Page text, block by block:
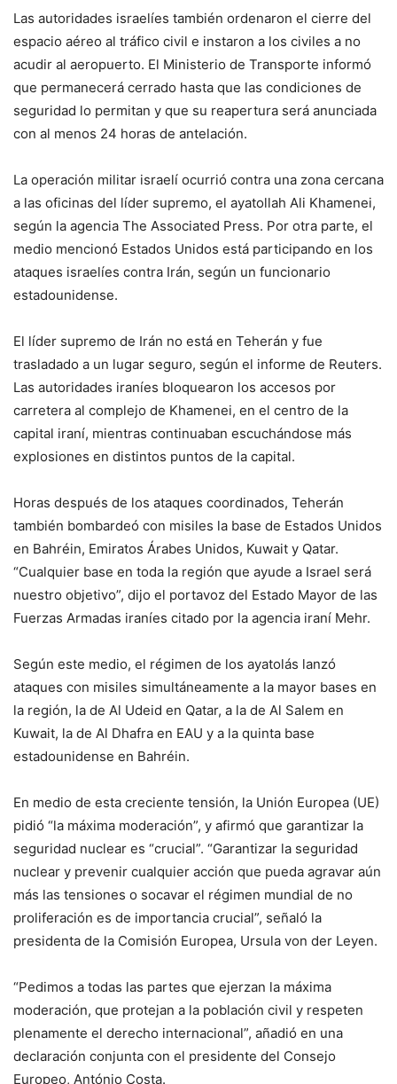
Las autoridades israelíes también ordenaron el cierre del
espacio aéreo al tráfico civil e instaron a los civiles a no
acudir al aeropuerto. El Ministerio de Transporte informó
que permanecerá cerrado hasta que las condiciones de
seguridad lo permitan y que su reapertura será anunciada
con al menos 24 horas de antelación.
La operación militar israelí ocurrió contra una zona cercana
a las oficinas del líder supremo, el ayatollah Ali Khamenei,
según la agencia The Associated Press. Por otra parte, el
medio mencionó Estados Unidos está participando en los
ataques israelíes contra Irán, según un funcionario
estadounidense.
El líder supremo de Irán no está en Teherán y fue
trasladado a un lugar seguro, según el informe de Reuters.
Las autoridades iraníes bloquearon los accesos por
carretera al complejo de Khamenei, en el centro de la
capital iraní, mientras continuaban escuchándose más
explosiones en distintos puntos de la capital.
Horas después de los ataques coordinados, Teherán
también bombardeó con misiles la base de Estados Unidos
en Bahréin, Emiratos Árabes Unidos, Kuwait y Qatar.
“Cualquier base en toda la región que ayude a Israel será
nuestro objetivo”, dijo el portavoz del Estado Mayor de las
Fuerzas Armadas iraníes citado por la agencia iraní Mehr.
Según este medio, el régimen de los ayatolás lanzó
ataques con misiles simultáneamente a la mayor bases en
la región, la de Al Udeid en Qatar, a la de Al Salem en
Kuwait, la de Al Dhafra en EAU y a la quinta base
estadounidense en Bahréin.
En medio de esta creciente tensión, la Unión Europea (UE)
pidió “la máxima moderación”, y afirmó que garantizar la
seguridad nuclear es “crucial”. “Garantizar la seguridad
nuclear y prevenir cualquier acción que pueda agravar aún
más las tensiones o socavar el régimen mundial de no
proliferación es de importancia crucial”, señaló la
presidenta de la Comisión Europea, Ursula von der Leyen.
“Pedimos a todas las partes que ejerzan la máxima
moderación, que protejan a la población civil y respeten
plenamente el derecho internacional”, añadió en una
declaración conjunta con el presidente del Consejo
Europeo, António Costa.